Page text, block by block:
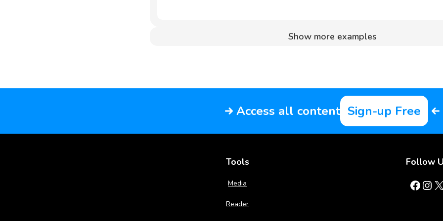
Show more examples
Access all content Sign-up Free
Tools
Media
Reader
Follow
Facebook Instagram X